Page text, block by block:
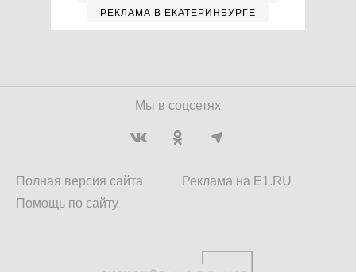
РЕКЛАМА В ЕКАТЕРИНБУРГЕ
Мы в соцсетях
Полная версия сайта
Помощь по сайту
Реклама на E1.RU